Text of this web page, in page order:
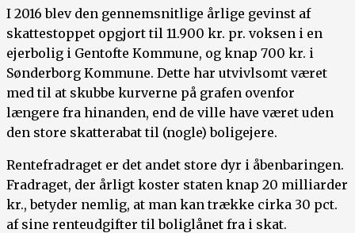
I 2016 blev den gennemsnitlige årlige gevinst af
skattestoppet opgjort til 11.900 kr. pr. voksen i en
ejerbolig i Gentofte Kommune, og knap 700 kr. i
Sønderborg Kommune. Dette har utvivlsomt været
med til at skubbe kurverne på grafen ovenfor
længere fra hinanden, end de ville have været uden
den store skatterabat til (nogle) boligejere.
Rentefradraget er det andet store dyr i åbenbaringen.
Fradraget, der årligt koster staten knap 20 milliarder
kr., betyder nemlig, at man kan trække cirka 30 pct.
af sine renteudgifter til boliglånet fra i skat.